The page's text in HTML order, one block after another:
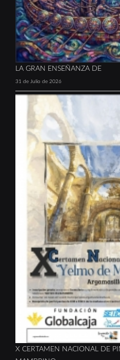
LA GRAN ENSEÑANZA DE
31 de Julio de 2026
X CERTAMEN NACIONAL DE